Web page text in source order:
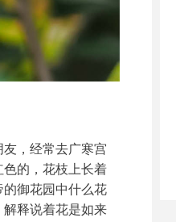
，经常去广寒宫
的，花枝上长着
御花园中什么花
释说着花是如来